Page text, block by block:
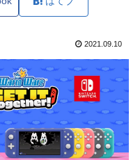
2021.09.10